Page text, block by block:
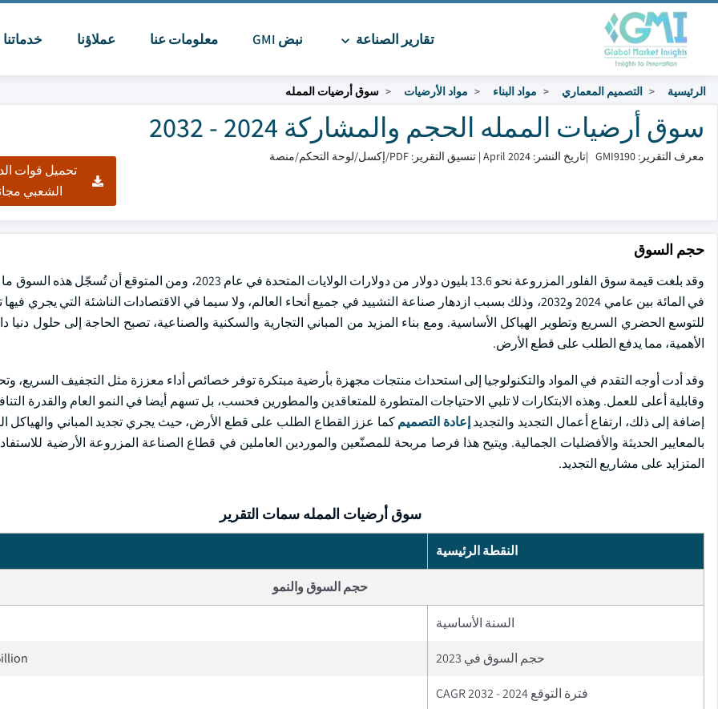
تقارير الصناعة نبض GMI معلومات عنا عملاؤنا خدماتنا
الرئيسية التصميم المعماري مواد البناء مواد الأرضيات سوق أرضيات الممله
سوق أرضيات الممله الحجم والمشاركة 2024 - 2032
معرف التقرير: GMI9190 |تاريخ النشر: April 2024 | تنسيق التقرير: PDF/إكسل/لوحة التحكم/منصة
تحميل قوات
الشعبي
حجم السوق
في المائة بين عامي 2024 و2032، وذلك بسبب ازدهار صناعة التشييد في جميع أنحاء العالم، ولا سيما في الاقتصادات الناشئة التي يجري
للتوسع الحضري السريع وتطوير الهياكل الأساسية. ومع بناء المزيد من المباني التجارية والسكنية والصناعية، تصبح الحاجة إلى حلول دنيا
الأهمية، مما يدفع الطلب على قطع الأرض.
وقد أدت أوجه التقدم في المواد والتكنولوجيا إلى استحداث منتجات مجهزة بأرضية مبتكرة توفر خصائص أداء معززة مثل التجفيف السريع،
وقابلية أعلى للعمل. وهذه الابتكارات لا تلبي الاحتياجات المتطورة للمتعاقدين والمطورين فحسب، بل تسهم أيضا في النمو العام والقدرة
إضافة إلى ذلك، ارتفاع أعمال التجديد والتجديدإعادة التصميمكما عزز القطاع الطلب على قطع الأرض، حيث يجري تجديد المباني والهياكل
بالمعايير الحديثة والأفضليات الجمالية. ويتيح هذا فرصا مربحة للمصنّعين والموردين العاملين في قطاع الصناعة المزروعة الأرضية
المتزايد على مشاريع التجديد.
سوق أرضيات الممله سمات التقرير
النقطة الرئيسية
حجم السوق والنمو
السنة الأساسية
حجم السوق في 2023
فترة التوقع 2024 - 2032 CAGR